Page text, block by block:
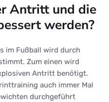
Antritt und die
werden?
im Fußball wird durch
Zum einen wird
Antritt benötigt.
auch immer Mal
durchgeführt